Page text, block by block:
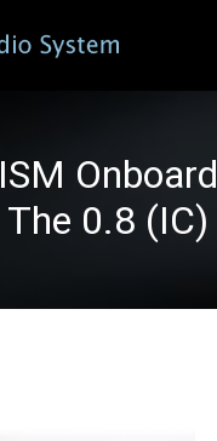
ISM Onboard
The 0.8 (IC)